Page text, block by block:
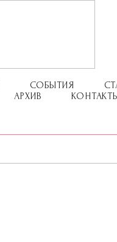
СОБЫТИЯ
АРХИВ